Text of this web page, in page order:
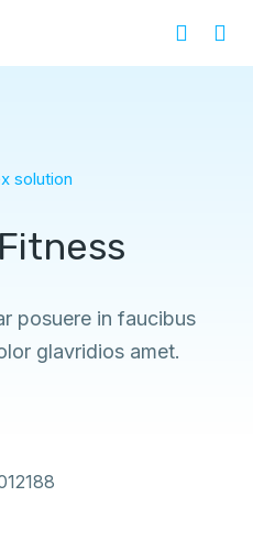
solution
posuere in faucibus
glavridios amet.